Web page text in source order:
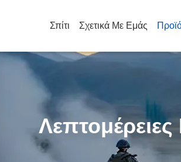
Σπίτι Σχετικά Με Εμάς